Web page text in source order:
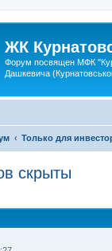
ЖК
Форум посвящен МФК
Дашкевича
Только для
скрыты